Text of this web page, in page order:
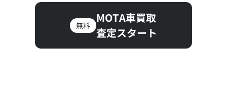
無料
MOTA車買取
査定スタート